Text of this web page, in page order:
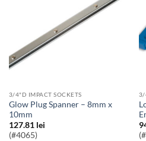
3/4"D IMPACT SOCKETS
Glow Plug Spanner – 8mm x
10mm
127.81 lei
(#4065)
3/
Locking Tool Set – for Diesel